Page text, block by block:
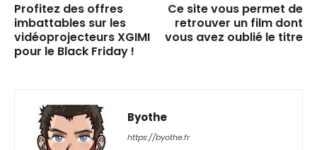
Profitez des offres
imbattables sur les
vidéoprojecteurs XGIMI
pour le Black Friday !
Ce site vous permet de
retrouver un film dont
vous avez oublié le titre
Byothe
https://byothe.fr